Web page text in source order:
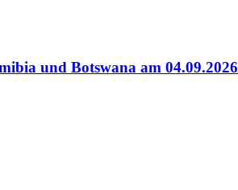
und Botswana am 04.09.2026